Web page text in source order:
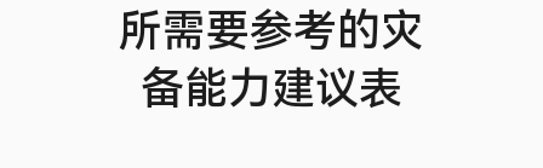
所需要参考的灾
备能力建议表